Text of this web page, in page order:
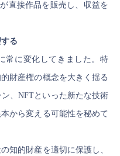
直接作品を販売し、収益を
る
常に変化してきました。特
財産権の概念を大きく揺る
、NFTといった新たな技術
から変える可能性を秘めて
知的財産を適切に保護し、